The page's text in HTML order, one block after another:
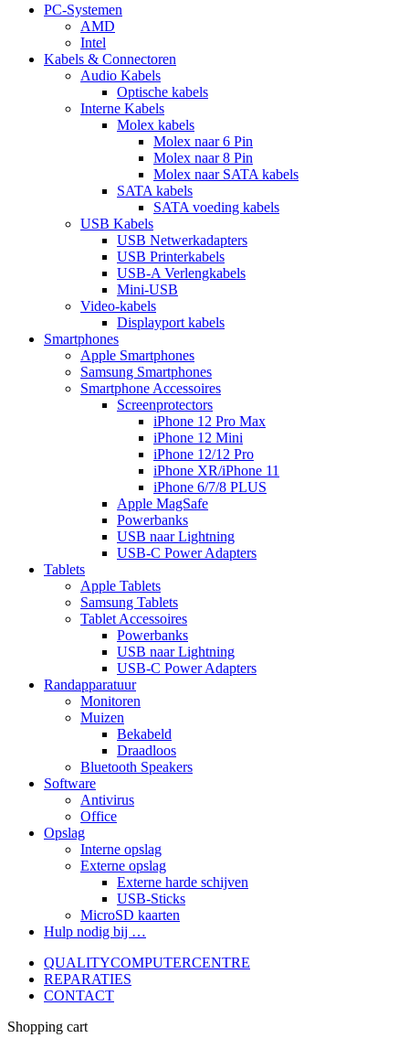
PC-Systemen
AMD
Intel
Kabels & Connectoren
Audio Kabels
Optische kabels
Interne Kabels
Molex kabels
Molex naar 6 Pin
Molex naar 8 Pin
Molex naar SATA kabels
SATA kabels
SATA voeding kabels
USB Kabels
USB Netwerkadapters
USB Printerkabels
USB-A Verlengkabels
Mini-USB
Video-kabels
Displayport kabels
Smartphones
Apple Smartphones
Samsung Smartphones
Smartphone Accessoires
Screenprotectors
iPhone 12 Pro Max
iPhone 12 Mini
iPhone 12/12 Pro
iPhone XR/iPhone 11
iPhone 6/7/8 PLUS
Apple MagSafe
Powerbanks
USB naar Lightning
USB-C Power Adapters
Tablets
Apple Tablets
Samsung Tablets
Tablet Accessoires
Powerbanks
USB naar Lightning
USB-C Power Adapters
Randapparatuur
Monitoren
Muizen
Bekabeld
Draadloos
Bluetooth Speakers
Software
Antivirus
Office
Opslag
Interne opslag
Externe opslag
Externe harde schijven
USB-Sticks
MicroSD kaarten
Hulp nodig bij …
QUALITYCOMPUTERCENTRE
REPARATIES
CONTACT
Shopping cart